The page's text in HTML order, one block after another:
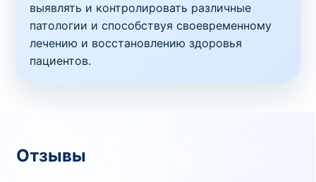
выявлять и контролировать различные
патологии и способствуя своевременному
лечению и восстановлению здоровья
пациентов.
Отзывы